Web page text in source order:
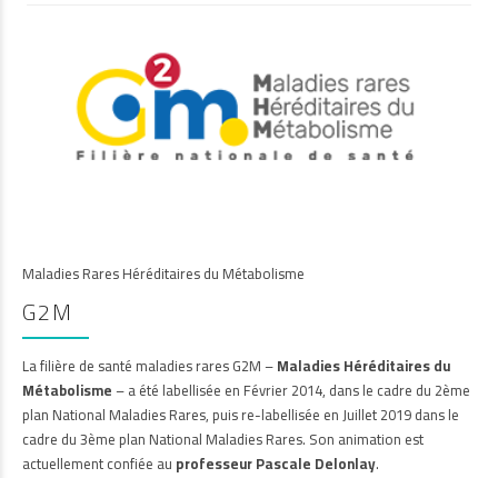
Maladies Rares Héréditaires du Métabolisme
G2M
La filière de santé maladies rares G2M –Maladies Héréditaires du
Métabolisme– a été labellisée en Février 2014, dans le cadre du 2ème
plan National Maladies Rares, puis re-labellisée en Juillet 2019 dans le
cadre du 3ème plan National Maladies Rares. Son animation est
actuellement confiée au professeur Pascale Delonlay.